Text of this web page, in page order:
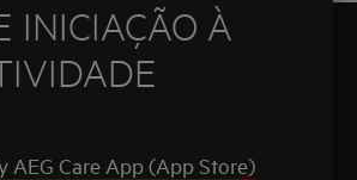
INICIAÇÃO À
AEG Care App (App Store)